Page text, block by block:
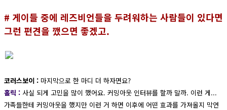
# 게이들 중에 레즈비언들을 두려워하는 사람들이 있다면
그런 편견을 깼으면 좋겠고.
코러스보이 : 마지막으로 한 마디 더 하자면요?
홀릭 : 사실 되게 고민을 많이 했어요. 커밍아웃 인터뷰를 할까 말까. 이런 게...
가족들한테 커밍아웃을 했지만 이런 거 하면 이후에 어떤 효과를 가져올지 막연